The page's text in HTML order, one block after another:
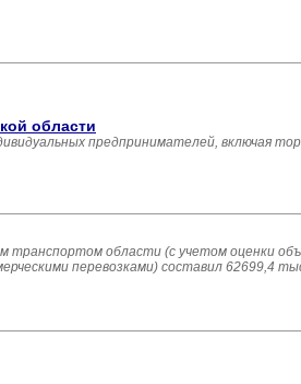
области
предпринимателей, включая
транспортом области (с учетом оценки
перевозками) составил 62699,4